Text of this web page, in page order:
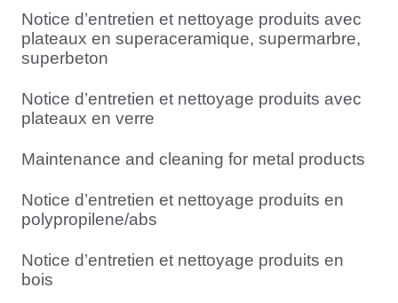
Notice d’entretien et nettoyage produits avec
plateaux en superaceramique, supermarbre,
superbeton
Notice d’entretien et nettoyage produits avec
plateaux en verre
Maintenance and cleaning for metal products
Notice d’entretien et nettoyage produits en
polypropilene/abs
Notice d’entretien et nettoyage produits en
bois